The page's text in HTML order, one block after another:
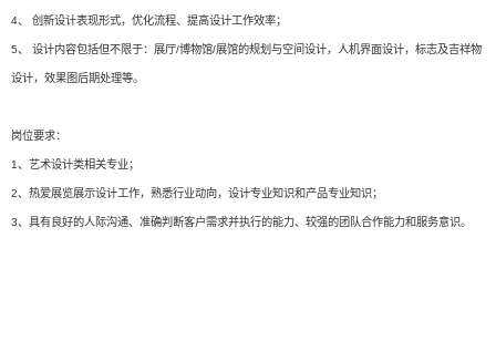
4、 创新设计表现形式，优化流程、提高设计工作效率；
5、 设计内容包括但不限于：展厅/博物馆/展馆的规划与空间设计，人机界面设计，标志及吉祥物
设计，效果图后期处理等。
岗位要求：
1、艺术设计类相关专业；
2、热爱展览展示设计工作，熟悉行业动向，设计专业知识和产品专业知识；
3、具有良好的人际沟通、准确判断客户需求并执行的能力、较强的团队合作能力和服务意识。